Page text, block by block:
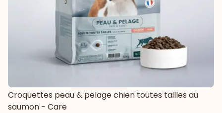
Croquettes peau & pelage chien toutes tailles au
saumon - Care